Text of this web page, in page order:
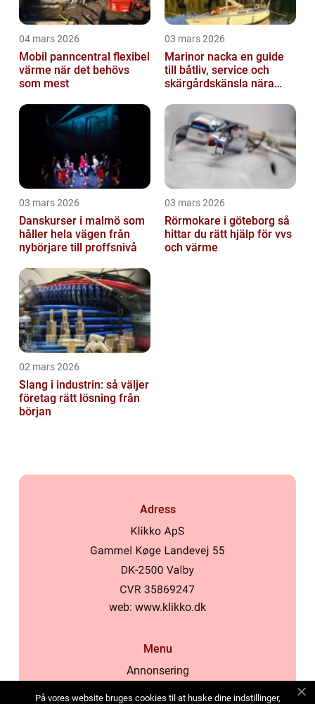
04 mars 2026
Mobil panncentral flexibel
värme när det behövs
som mest
03 mars 2026
Marinor nacka en guide
till båtliv, service och
skärgårdskänsla nära
03 mars 2026
Danskurser i malmö som
håller hela vägen från
nybörjare till proffsnivå
03 mars 2026
Rörmokare i göteborg så
hittar du rätt hjälp för vvs
och värme
02 mars 2026
Slang i industrin: så väljer
företag rätt lösning från
början
Adress
web: www.klikko.dk
Menu
Annonsering
På vores website bruges cookies til at huske dine indstillinger,